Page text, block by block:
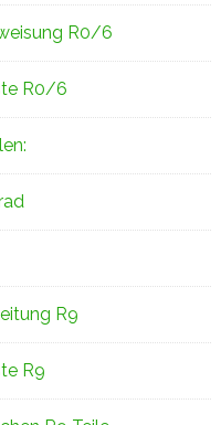
R0/6
R0/6
R9
R9